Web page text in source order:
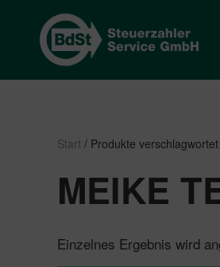
Start / Produkte
MEIKE
Einzelnes Ergebnis wird